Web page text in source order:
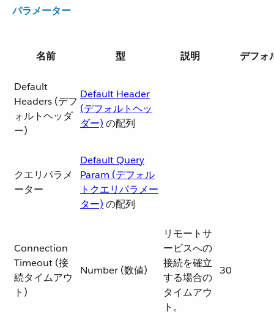
パラメーター
名前 型 説明 デフォ
Default
Headers (デフ
ォルトヘッダ
ー)
Default Header
(デフォルトヘッ
ダー) ​ の配列
クエリパラメ
ーター
Default Query
Param (デフォル
トクエリパラメー
ター) ​ の配列
Connection
Timeout (接
続タイムアウ
ト)
Number (数値)
リモートサ
ービスへの
接続を確立
する場合の
タイムアウ
ト。
30